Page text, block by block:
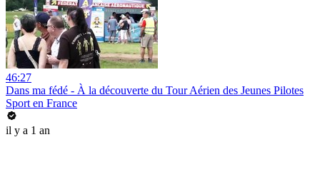
46:27
Dans ma fédé - À la découverte du Tour Aérien des Jeunes Pilotes
Sport en France
il y a 1 an